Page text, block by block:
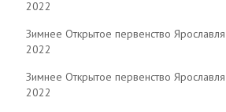
2022
Зимнее Открытое первенство
2022
Зимнее Открытое первенство
2022